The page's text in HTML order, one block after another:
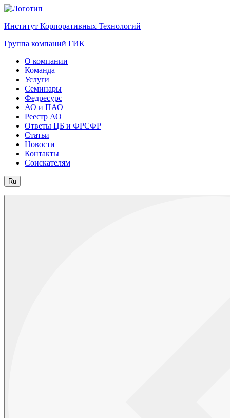
Институт Корпоративных Технологий
Группа компаний ГИК
О компании
Команда
Услуги
Семинары
Федресурс
АО и ПАО
Реестр АО
Ответы ЦБ и ФРСФР
Статьи
Новости
Контакты
Соискателям
Ru